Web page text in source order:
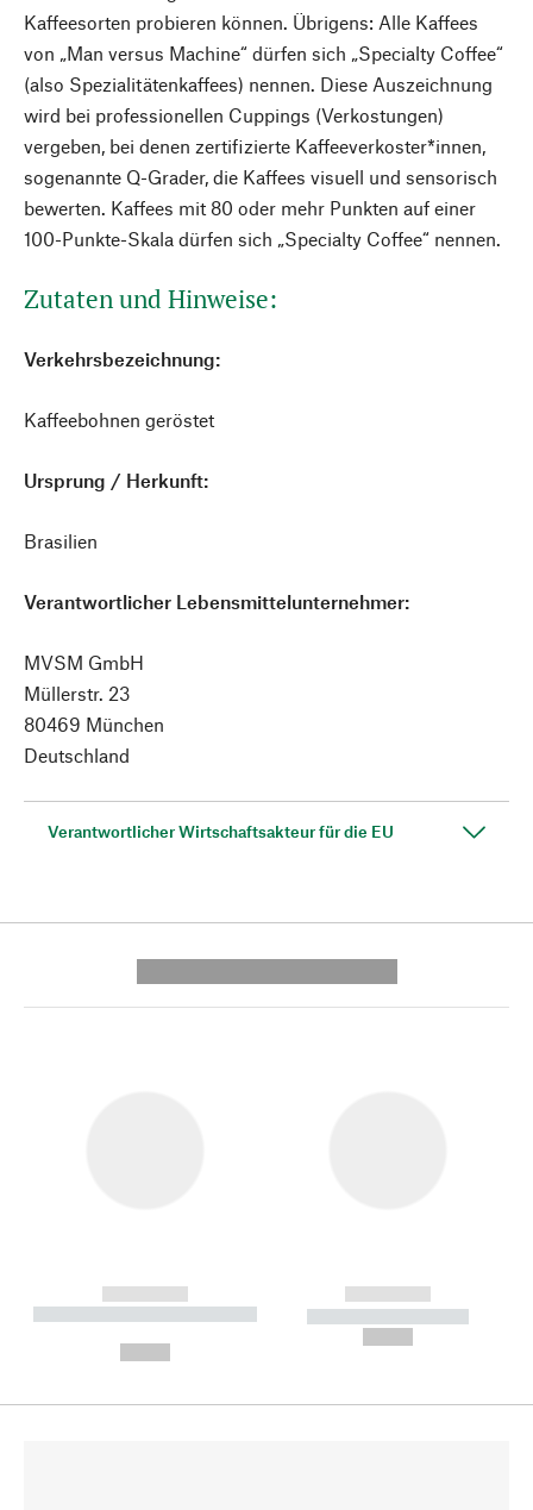
Kaffeesorten probieren können. Übrigens: Alle Kaffees
von „Man versus Machine“ dürfen sich „Specialty Coffee“
(also Spezialitätenkaffees) nennen. Diese Auszeichnung
wird bei professionellen Cuppings (Verkostungen)
vergeben, bei denen zertifizierte Kaffeeverkoster*innen,
sogenannte Q-Grader, die Kaffees visuell und sensorisch
bewerten. Kaffees mit 80 oder mehr Punkten auf einer
100-Punkte-Skala dürfen sich „Specialty Coffee“ nennen.
Zutaten und Hinweise:
Verkehrsbezeichnung:
Kaffeebohnen geröstet
Ursprung / Herkunft:
Brasilien
Verantwortlicher Lebensmittelunternehmer:
MVSM GmbH
Müllerstr. 23
80469 München
Deutschland
Verantwortlicher Wirtschaftsakteur für die EU
------------
----------- ----------- --------
------------
----------- -----------